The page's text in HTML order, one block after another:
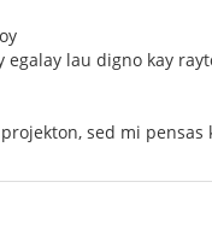
egalay lau digno kay
sed mi